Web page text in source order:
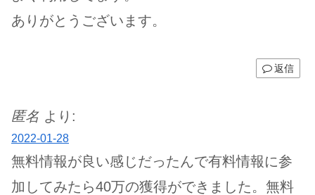
ありがとうございます。
返信
匿名 より:
2022-01-28
無料情報が良い感じだったんで有料情報に参
加してみたら40万の獲得ができました。無料